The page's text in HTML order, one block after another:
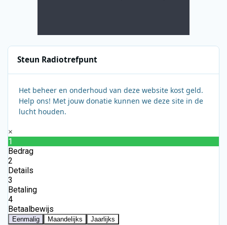
Steun Radiotrefpunt
Het beheer en onderhoud van deze website kost geld.
Help ons! Met jouw donatie kunnen we deze site in de
lucht houden.